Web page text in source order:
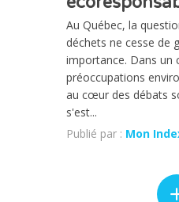
Au Québec, la
déchets ne cesse de
importance. Dans un
préoccupations
au cœur des débats
s'est...
Publié par : Mon